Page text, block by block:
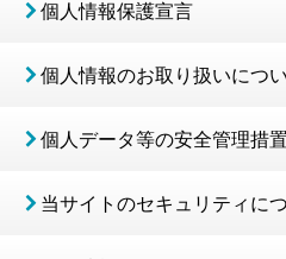
個人情報保護宣言
個人情報のお取り扱いにつ
個人データ等の安全管理措
当サイトのセキュリティに